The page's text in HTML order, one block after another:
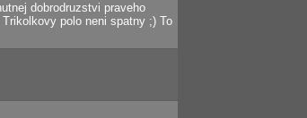
dobrodruzstvi praveho
polo neni spatny ;) To